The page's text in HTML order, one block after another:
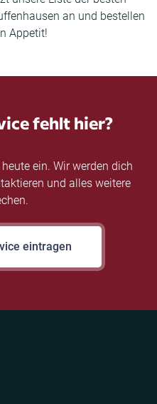
an und bestellen
Appetit!
fehlt hier?
ein. Wir werden dich
und alles weitere
eintragen